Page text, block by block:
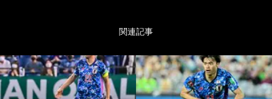
関連記事